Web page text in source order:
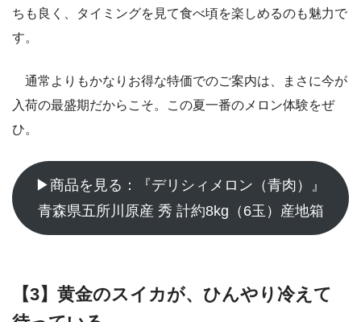
ちも良く、タイミングを見て食べ頃を楽しめるのも魅力で
す。
通常よりもかなりお得な特価でのご案内は、まさに今が
入荷の最盛期だからこそ。この夏一番のメロン体験をぜ
ひ。
▶商品を見る：『デリシィメロン（青肉）』
青森県五所川原産 秀 計約8kg（6玉）産地箱
【3】黄金のスイカが、ひんやり冷えて